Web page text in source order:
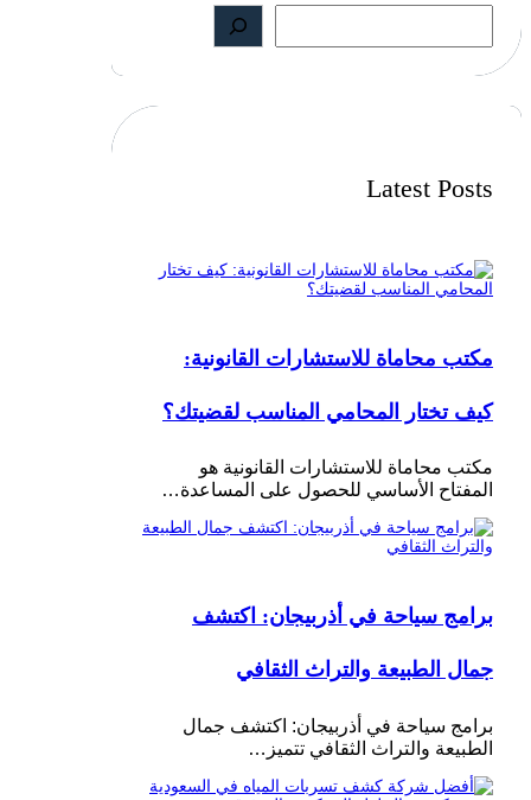
a
r
Latest Posts
مكتب محاماة للاستشارات القانونية:
كيف تختار المحامي المناسب لقضيتك؟
مكتب محاماة للاستشارات القانونية هو
المفتاح الأساسي للحصول على المساعدة…
برامج سياحة في أذربيجان: اكتشف
جمال الطبيعة والتراث الثقافي
برامج سياحة في أذربيجان: اكتشف جمال
الطبيعة والتراث الثقافي تتميز…